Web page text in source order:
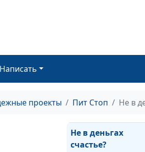
Написать
проекты Пит Стоп Не в
Не в деньгах
счастье?